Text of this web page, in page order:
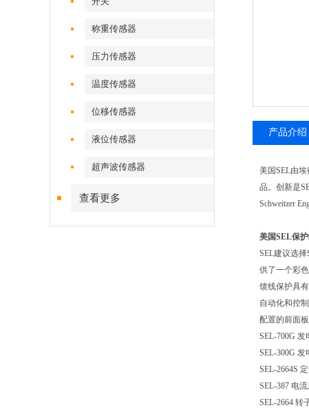
称重传感器
压力传感器
温度传感器
位移传感器
液位传感器
超声波传感器
查看更多
产品介绍
美国SEL由埃
品。创新是
Schweitzer
美国SEL保
SEL建议选择
供了一个彩
馈线保护具
自动化和控
配置的前面
SEL-700G 发
SEL-300G 发
SEL-2664S
SEL-387 电
SEL-2664 转